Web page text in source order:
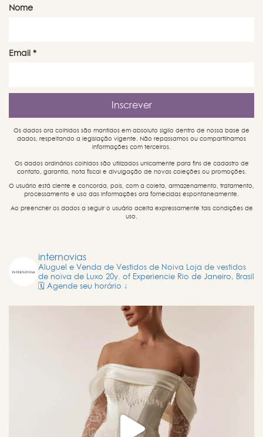
Nome
Email *
Os dados ora colhidos são mantidos em absoluto sigilo dentro de nossa base de
dados, respeitando a legislação vigente. Não repassamos ou compartilhamos
informações com terceiros.
Os dados ordinários colhidos são utilizados unicamente para fins de cadastro de
contato, garantia, nota fiscal e divulgação de novas coleções ou promoções.
O usuário está ciente e concorda, pois, com a coleta, armazenamento, tratamento,
processamento e uso das informações ora fornecidas espontaneamente.
Ao preencher os dados a seguir o usuário aceita expressamente tais condições de
uso.
internovias
Aluguel e Venda de Vestidos de Noiva Loja de vestidos
de noiva de Luxo 20y. of Experiencie Rio de Janeiro, Brasil
🗓️ Agende seu horário ↓